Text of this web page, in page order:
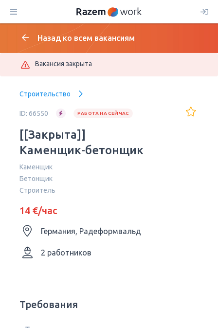
Назад ко всем вакансиям
Вакансия закрыта
Строительство
ID: 66550 РАБОТА НА СЕЙЧАС
[[Закрыта]]
Каменщик-бетонщик
Каменщик
Бетонщик
Строитель
14 €/час
Германия, Радеформвальд
2 работников
Требования